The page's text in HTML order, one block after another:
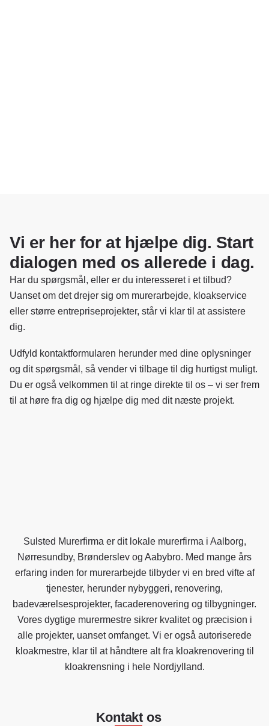
Vi er her for at hjælpe dig. Start
dialogen med os allerede i dag.
Har du spørgsmål, eller er du interesseret i et tilbud?
Uanset om det drejer sig om murerarbejde, kloakservice
eller større entrepriseprojekter, står vi klar til at assistere
dig.
Udfyld kontaktformularen herunder med dine oplysninger
og dit spørgsmål, så vender vi tilbage til dig hurtigst muligt.
Du er også velkommen til at ringe direkte til os – vi ser frem
til at høre fra dig og hjælpe dig med dit næste projekt.
Sulsted Murerfirma er dit lokale murerfirma i Aalborg,
Nørresundby, Brønderslev og Aabybro. Med mange års
erfaring inden for murerarbejde tilbyder vi en bred vifte af
tjenester, herunder nybyggeri, renovering,
badeværelsesprojekter, facaderenovering og tilbygninger.
Vores dygtige murermestre sikrer kvalitet og præcision i
alle projekter, uanset omfanget. Vi er også autoriserede
kloakmestre, klar til at håndtere alt fra kloakrenovering til
kloakrensning i hele Nordjylland.
Kontakt os